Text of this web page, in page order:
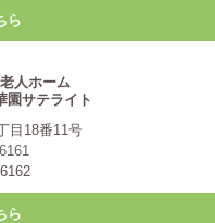
ら
人ホーム
園サテライト
目18番11号
ら